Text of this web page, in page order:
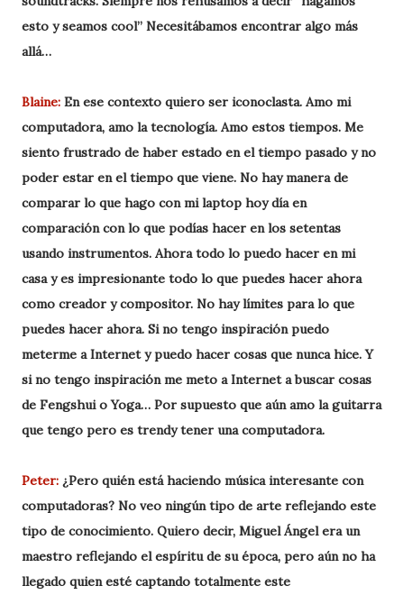
esto y seamos cool” Necesitábamos encontrar algo más
allá…
Blaine: En ese contexto quiero ser iconoclasta. Amo mi
computadora, amo la tecnología. Amo estos tiempos. Me
siento frustrado de haber estado en el tiempo pasado y no
poder estar en el tiempo que viene. No hay manera de
comparar lo que hago con mi laptop hoy día en
comparación con lo que podías hacer en los setentas
usando instrumentos. Ahora todo lo puedo hacer en mi
casa y es impresionante todo lo que puedes hacer ahora
como creador y compositor. No hay límites para lo que
puedes hacer ahora. Si no tengo inspiración puedo
meterme a Internet y puedo hacer cosas que nunca hice. Y
si no tengo inspiración me meto a Internet a buscar cosas
de Fengshui o Yoga… Por supuesto que aún amo la guitarra
que tengo pero es trendy tener una computadora.
Peter: ¿Pero quién está haciendo música interesante con
computadoras? No veo ningún tipo de arte reflejando este
tipo de conocimiento. Quiero decir, Miguel Ángel era un
maestro reflejando el espíritu de su época, pero aún no ha
llegado quien esté captando totalmente este